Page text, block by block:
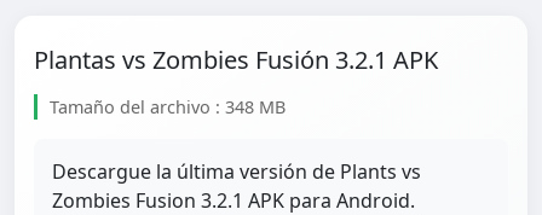
Plantas vs Zombies Fusión 3.2.1 APK
Tamaño del archivo : 348 MB
Descargue la última versión de Plants vs
Zombies Fusion 3.2.1 APK para Android.